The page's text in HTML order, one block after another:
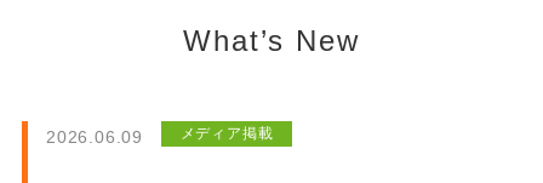
What’s New
2026.06.09 メディア掲載